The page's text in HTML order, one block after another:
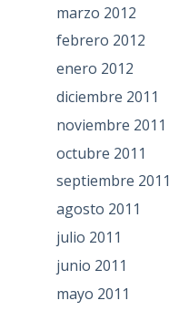
marzo 2012
febrero 2012
enero 2012
diciembre 2011
noviembre 2011
octubre 2011
septiembre 2011
agosto 2011
julio 2011
junio 2011
mayo 2011